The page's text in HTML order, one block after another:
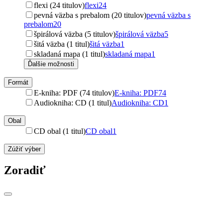
flexi (24 titulov)flexi24
pevná väzba s prebalom (20 titulov)pevná väzba s
prebalom20
špirálová väzba (5 titulov)špirálová väzba5
šitá väzba (1 titul)šitá väzba1
skladaná mapa (1 titul)skladaná mapa1
Ďalšie možnosti
Formát
E-kniha: PDF (74 titulov)E-kniha: PDF74
Audiokniha: CD (1 titul)Audiokniha: CD1
Obal
CD obal (1 titul)CD obal1
Zúžiť výber
Zoradiť